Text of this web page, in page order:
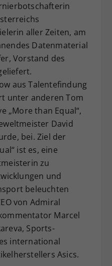
aller Zeiten, am
Datenmaterial
Vorstand des
aus Talentefindung
unter anderen Tom
„More than Equal“,
David
bei. Ziel der
ist es, eine
zu
und
beleuchten
von Admiral
Marcel
Sports-
international
Asics.